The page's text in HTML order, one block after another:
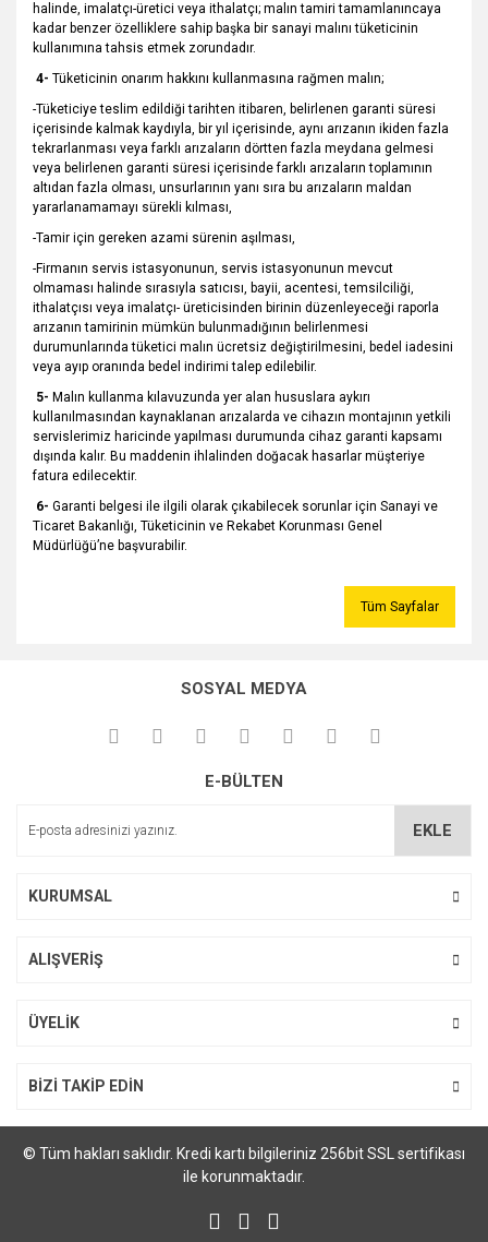
halinde, imalatçı-üretici veya ithalatçı; malın tamiri tamamlanıncaya
kadar benzer özelliklere sahip başka bir sanayi malını tüketicinin
kullanımına tahsis etmek zorundadır.
4- Tüketicinin onarım hakkını kullanmasına rağmen malın;
-Tüketiciye teslim edildiği tarihten itibaren, belirlenen garanti süresi
içerisinde kalmak kaydıyla, bir yıl içerisinde, aynı arızanın ikiden fazla
tekrarlanması veya farklı arızaların dörtten fazla meydana gelmesi
veya belirlenen garanti süresi içerisinde farklı arızaların toplamının
altıdan fazla olması, unsurlarının yanı sıra bu arızaların maldan
yararlanamamayı sürekli kılması,
-Tamir için gereken azami sürenin aşılması,
-Firmanın servis istasyonunun, servis istasyonunun mevcut
olmaması halinde sırasıyla satıcısı, bayii, acentesi, temsilciliği,
ithalatçısı veya imalatçı- üreticisinden birinin düzenleyeceği raporla
arızanın tamirinin mümkün bulunmadığının belirlenmesi
durumunlarında tüketici malın ücretsiz değiştirilmesini, bedel iadesini
veya ayıp oranında bedel indirimi talep edilebilir.
5- Malın kullanma kılavuzunda yer alan hususlara aykırı
kullanılmasından kaynaklanan arızalarda ve cihazın montajının yetkili
servislerimiz haricinde yapılması durumunda cihaz garanti kapsamı
dışında kalır. Bu maddenin ihlalinden doğacak hasarlar müşteriye
fatura edilecektir.
6- Garanti belgesi ile ilgili olarak çıkabilecek sorunlar için Sanayi ve
Ticaret Bakanlığı, Tüketicinin ve Rekabet Korunması Genel
Müdürlüğü’ne başvurabilir.
Tüm Sayfalar
SOSYAL MEDYA
E-BÜLTEN
EKLE
KURUMSAL
ALIŞVERİŞ
ÜYELİK
BİZİ TAKİP EDİN
© Tüm hakları saklıdır. Kredi kartı bilgileriniz 256bit SSL sertifikası
ile korunmaktadır.